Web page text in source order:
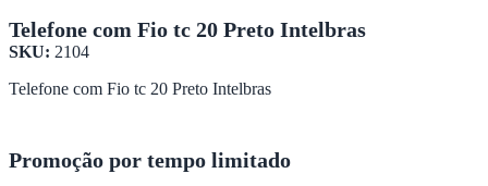
Telefone com Fio tc 20 Preto Intelbras
SKU: 2104
Telefone com Fio tc 20 Preto Intelbras
Promoção por tempo limitado